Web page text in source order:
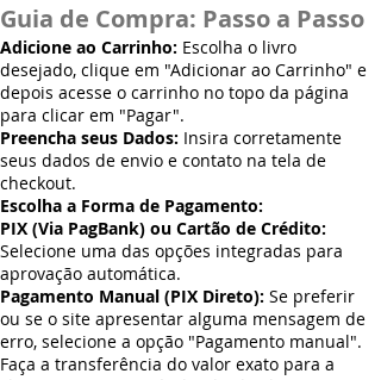
Guia de Compra: Passo a Passo
Adicione ao Carrinho: Escolha o livro
desejado, clique em "Adicionar ao Carrinho" e
depois acesse o carrinho no topo da página
para clicar em "Pagar".
Preencha seus Dados: Insira corretamente
seus dados de envio e contato na tela de
checkout.
Escolha a Forma de Pagamento:
PIX (Via PagBank) ou Cartão de Crédito:
Selecione uma das opções integradas para
aprovação automática.
Pagamento Manual (PIX Direto): Se preferir
ou se o site apresentar alguma mensagem de
erro, selecione a opção "Pagamento manual".
Faça a transferência do valor exato para a